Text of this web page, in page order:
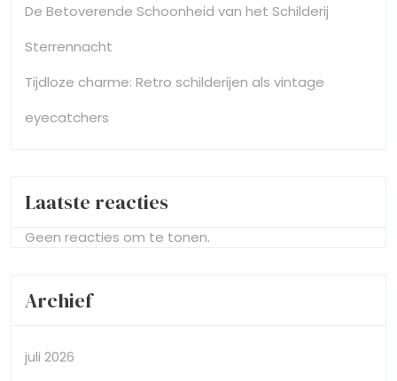
De Betoverende Schoonheid van het Schilderij
Sterrennacht
Tijdloze charme: Retro schilderijen als vintage
eyecatchers
Laatste reacties
Geen reacties om te tonen.
Archief
juli 2026